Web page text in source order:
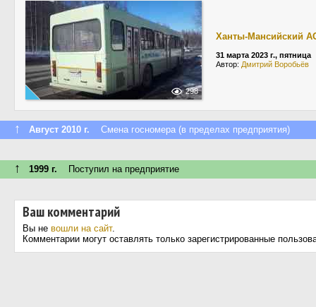
298
Ханты-Мансийский
31 марта 2023 г., пятница
Автор: Дмитрий Воробьёв
↑ Август 2010 г. Смена госномера (в пределах предприятия)
↑ 1999 г. Поступил на предприятие
Ваш комментарий
Вы не вошли на сайт.
Комментарии могут оставлять только зарегистрированные